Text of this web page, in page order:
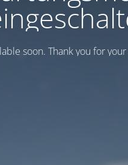
soon. Thank you for your